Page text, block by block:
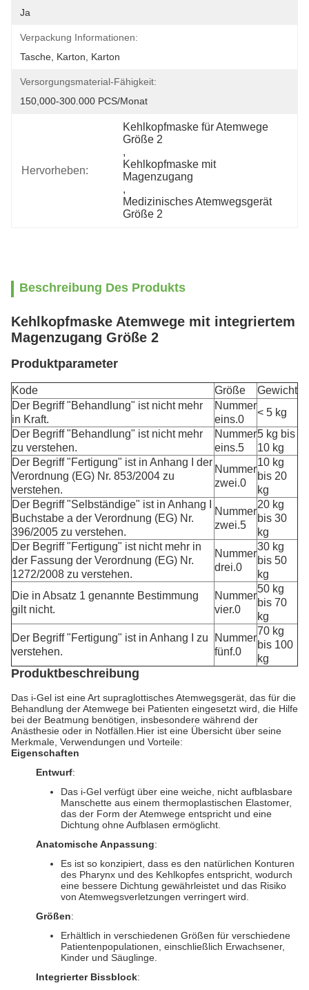
Ja
Verpackung Informationen:
Tasche, Karton, Karton
Versorgungsmaterial-Fähigkeit:
150,000-300.000 PCS/Monat
Hervorheben:
Kehlkopfmaske für Atemwege
Größe 2
,
Kehlkopfmaske mit
Magenzugang
,
Medizinisches Atemwegsgerät
Größe 2
Beschreibung Des Produkts
Kehlkopfmaske Atemwege mit integriertem
Magenzugang Größe 2
Produktparameter
Kode Größe
Gewicht
Der Begriff "Behandlung" ist nicht mehr
in Kraft.
Nummer
eins.0
< 5 kg
Der Begriff "Behandlung" ist nicht mehr
zu verstehen.
Nummer
eins.5
5 kg bis
10 kg
Der Begriff "Fertigung" ist in Anhang I der
Verordnung (EG) Nr. 853/2004 zu
verstehen.
Nummer
zwei.0
10 kg
bis 20
kg
Der Begriff "Selbständige" ist in Anhang I
Buchstabe a der Verordnung (EG) Nr.
396/2005 zu verstehen.
Nummer
zwei.5
20 kg
bis 30
kg
Der Begriff "Fertigung" ist nicht mehr in
der Fassung der Verordnung (EG) Nr.
1272/2008 zu verstehen.
Nummer
drei.0
30 kg
bis 50
kg
Die in Absatz 1 genannte Bestimmung
gilt nicht.
Nummer
vier.0
50 kg
bis 70
kg
Der Begriff "Fertigung" ist in Anhang I zu
verstehen.
Nummer
fünf.0
70 kg
bis 100
kg
Produktbeschreibung
Das i-Gel ist eine Art supraglottisches Atemwegsgerät, das für die
Behandlung der Atemwege bei Patienten eingesetzt wird, die Hilfe
bei der Beatmung benötigen, insbesondere während der
Anästhesie oder in Notfällen.Hier ist eine Übersicht über seine
Merkmale, Verwendungen und Vorteile:
Eigenschaften
Entwurf:
Das i-Gel verfügt über eine weiche, nicht aufblasbare
Manschette aus einem thermoplastischen Elastomer,
das der Form der Atemwege entspricht und eine
Dichtung ohne Aufblasen ermöglicht.
Anatomische Anpassung:
Es ist so konzipiert, dass es den natürlichen Konturen
des Pharynx und des Kehlkopfes entspricht, wodurch
eine bessere Dichtung gewährleistet und das Risiko
von Atemwegsverletzungen verringert wird.
Größen:
Erhältlich in verschiedenen Größen für verschiedene
Patientenpopulationen, einschließlich Erwachsener,
Kinder und Säuglinge.
Integrierter Bissblock: